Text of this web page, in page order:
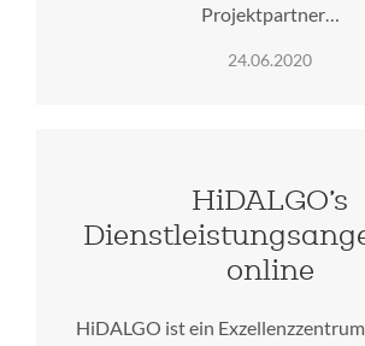
Projektpartner…
24.06.2020
HiDALGO’s
online
HiDALGO ist ein